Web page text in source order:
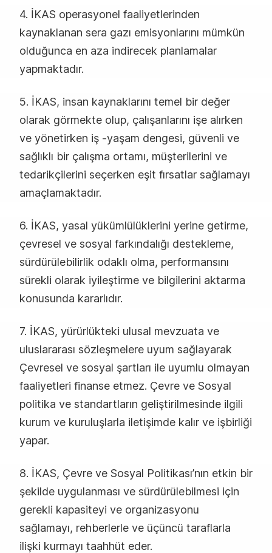
4. İKAS operasyonel faaliyetlerinden
kaynaklanan sera gazı emisyonlarını mümkün
olduğunca en aza indirecek planlamalar
yapmaktadır.
5. İKAS, insan kaynaklarını temel bir değer
olarak görmekte olup, çalışanlarını işe alırken
ve yönetirken iş -yaşam dengesi, güvenli ve
sağlıklı bir çalışma ortamı, müşterilerini ve
tedarikçilerini seçerken eşit fırsatlar sağlamayı
amaçlamaktadır.
6. İKAS, yasal yükümlülüklerini yerine getirme,
çevresel ve sosyal farkındalığı destekleme,
sürdürülebilirlik odaklı olma, performansını
sürekli olarak iyileştirme ve bilgilerini aktarma
konusunda kararlıdır.
7. İKAS, yürürlükteki ulusal mevzuata ve
uluslararası sözleşmelere uyum sağlayarak
Çevresel ve sosyal şartları ile uyumlu olmayan
faaliyetleri finanse etmez. Çevre ve Sosyal
politika ve standartların geliştirilmesinde ilgili
kurum ve kuruluşlarla iletişimde kalır ve işbirliği
yapar.
8. İKAS, Çevre ve Sosyal Politikası’nın etkin bir
şekilde uygulanması ve sürdürülebilmesi için
gerekli kapasiteyi ve organizasyonu
sağlamayı, rehberlerle ve üçüncü taraflarla
ilişki kurmayı taahhüt eder.